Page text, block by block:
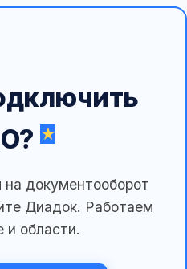
документооборот
Диадок. Работаем
и области.